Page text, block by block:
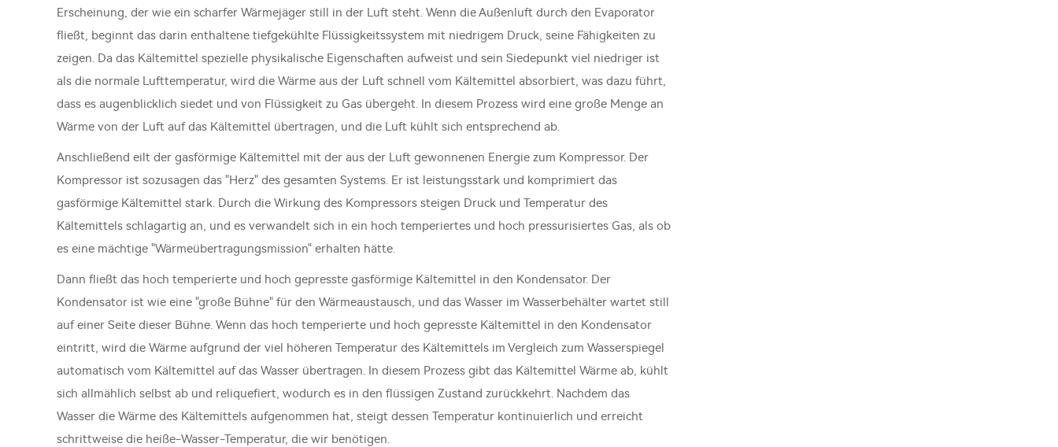
Erscheinung, der wie ein scharfer Wärmejäger still in der Luft steht. Wenn die Außenluft durch den Evaporator
fließt, beginnt das darin enthaltene tiefgekühlte Flüssigkeitssystem mit niedrigem Druck, seine Fähigkeiten zu
zeigen. Da das Kältemittel spezielle physikalische Eigenschaften aufweist und sein Siedepunkt viel niedriger ist
als die normale Lufttemperatur, wird die Wärme aus der Luft schnell vom Kältemittel absorbiert, was dazu führt,
dass es augenblicklich siedet und von Flüssigkeit zu Gas übergeht. In diesem Prozess wird eine große Menge an
Wärme von der Luft auf das Kältemittel übertragen, und die Luft kühlt sich entsprechend ab.
Anschließend eilt der gasförmige Kältemittel mit der aus der Luft gewonnenen Energie zum Kompressor. Der
Kompressor ist sozusagen das "Herz" des gesamten Systems. Er ist leistungsstark und komprimiert das
gasförmige Kältemittel stark. Durch die Wirkung des Kompressors steigen Druck und Temperatur des
Kältemittels schlagartig an, und es verwandelt sich in ein hoch temperiertes und hoch pressurisiertes Gas, als ob
es eine mächtige "Wärmeübertragungsmission" erhalten hätte.
Dann fließt das hoch temperierte und hoch gepresste gasförmige Kältemittel in den Kondensator. Der
Kondensator ist wie eine "große Bühne" für den Wärmeaustausch, und das Wasser im Wasserbehälter wartet still
auf einer Seite dieser Bühne. Wenn das hoch temperierte und hoch gepresste Kältemittel in den Kondensator
eintritt, wird die Wärme aufgrund der viel höheren Temperatur des Kältemittels im Vergleich zum Wasserspiegel
automatisch vom Kältemittel auf das Wasser übertragen. In diesem Prozess gibt das Kältemittel Wärme ab, kühlt
sich allmählich selbst ab und reliquefiert, wodurch es in den flüssigen Zustand zurückkehrt. Nachdem das
Wasser die Wärme des Kältemittels aufgenommen hat, steigt dessen Temperatur kontinuierlich und erreicht
schrittweise die heiße-Wasser-Temperatur, die wir benötigen.